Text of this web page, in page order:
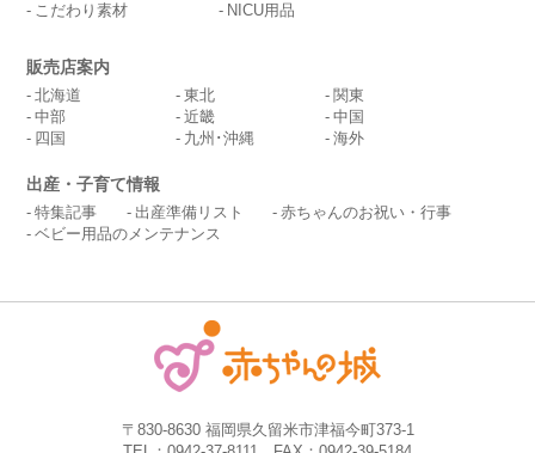
こだわり素材
NICU用品
販売店案内
北海道 東北
関東
中部
近畿
中国
四国
九州･沖縄 海外
出産・子育て情報
特集記事 出産準備リスト
赤ちゃんのお祝い・行事
ベビー用品のメンテナンス
〒830-8630 福岡県久留米市津福今町373-1